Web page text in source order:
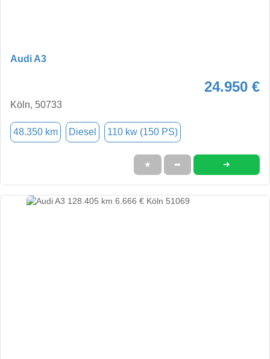
Audi A3
24.950 €
Köln, 50733
48.350 km Diesel 110 kw (150 PS)
★ ➦ ➜